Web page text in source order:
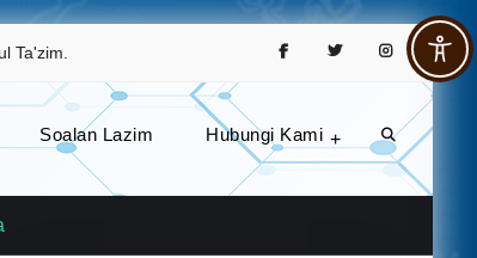
Ta'zim. FacebookTwitterInstagram
dan agensi.
Soalan Lazim Hubungi Kami Search